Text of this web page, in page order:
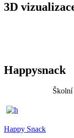
3D
Happysnack
Školní
Happy Snack